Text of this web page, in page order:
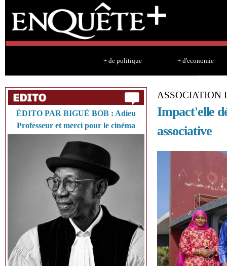
+ de politique + d'economie
ÉDITO PAR BIGUÉ BOB : Adieu
Professeur et merci pour le cinéma
ASSOCIATION
Impact'elle
associative